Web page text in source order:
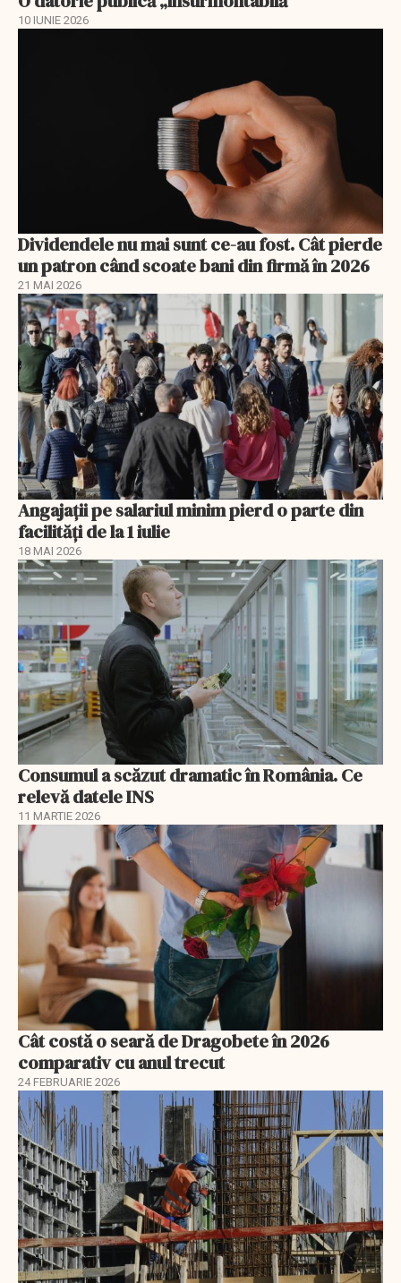
10 IUNIE 2026
Dividendele nu mai sunt ce-au fost. Cât pierde
un patron când scoate bani din firmă în 2026
21 MAI 2026
Angajații pe salariul minim pierd o parte din
facilități de la 1 iulie
18 MAI 2026
Consumul a scăzut dramatic în România. Ce
relevă datele INS
11 MARTIE 2026
Cât costă o seară de Dragobete în 2026
comparativ cu anul trecut
24 FEBRUARIE 2026